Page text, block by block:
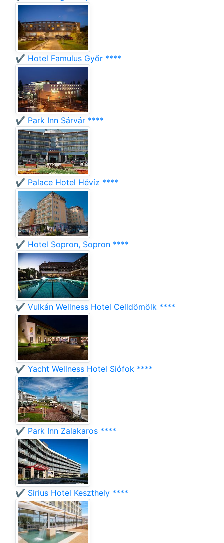
✔️ Hotel Famulus Győr ****
✔️ Park Inn Sárvár ****
✔️ Palace Hotel Hévíz ****
✔️ Hotel Sopron, Sopron ****
✔️ Vulkán Wellness Hotel Celldömölk ****
✔️ Yacht Wellness Hotel Siófok ****
✔️ Park Inn Zalakaros ****
✔️ Sirius Hotel Keszthely ****